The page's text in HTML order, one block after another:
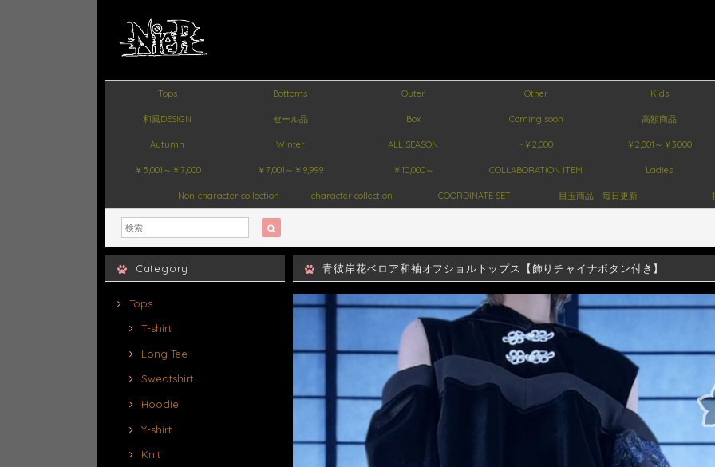
Tops Bottoms Outer Other Kids
和風DESIGN セール品 Box Coming soon 高額商品
Autumn Winter ALL SEASON ~￥2,000 ￥2,001～￥3,000
￥5,001～￥7,000 ￥7,001～￥9,999 ￥10,000～ COLLABORATION ITEM Ladies
Non-character collection character collection COORDINATE SET 目玉商品 毎日更新
Category
Tops
T-shirt
Long Tee
Sweatshirt
Hoodie
Y-shirt
Knit
青彼岸花ベロア和袖オフショルトップス【飾りチャイナボタン付き】